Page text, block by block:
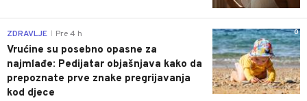
0
ZDRAVLJE Pre 4 h
Vrućine su posebno opasne za
najmlađe: Pedijatar objašnjava kako da
prepoznate prve znake pregrijavanja
kod djece